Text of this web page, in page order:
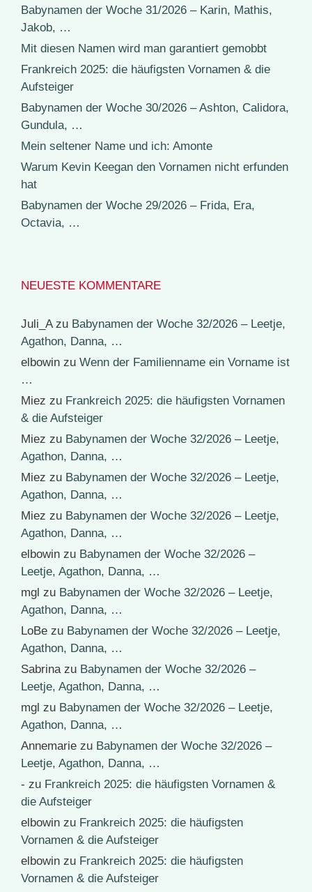
Babynamen der Woche 31/2026 – Karin, Mathis,
Jakob, …
Mit diesen Namen wird man garantiert gemobbt
Frankreich 2025: die häufigsten Vornamen & die
Aufsteiger
Babynamen der Woche 30/2026 – Ashton, Calidora,
Gundula, …
Mein seltener Name und ich: Amonte
Warum Kevin Keegan den Vornamen nicht erfunden
hat
Babynamen der Woche 29/2026 – Frida, Era,
Octavia, …
NEUESTE KOMMENTARE
Juli_Azu Babynamen der Woche 32/2026 – Leetje,
Agathon, Danna, …
elbowin zu Wenn der Familienname ein Vorname ist
…
Miez zu Frankreich 2025: die häufigsten Vornamen
& die Aufsteiger
Miez zu Babynamen der Woche 32/2026 – Leetje,
Agathon, Danna, …
Miez zu Babynamen der Woche 32/2026 – Leetje,
Agathon, Danna, …
Miez zu Babynamen der Woche 32/2026 – Leetje,
Agathon, Danna, …
elbowin zu Babynamen der Woche 32/2026 –
Leetje, Agathon, Danna, …
mgl zu Babynamen der Woche 32/2026 – Leetje,
Agathon, Danna, …
LoBe zu Babynamen der Woche 32/2026 – Leetje,
Agathon, Danna, …
Sabrina zu Babynamen der Woche 32/2026 –
Leetje, Agathon, Danna, …
mgl zu Babynamen der Woche 32/2026 – Leetje,
Agathon, Danna, …
Annemarie zu Babynamen der Woche 32/2026 –
Leetje, Agathon, Danna, …
- zu Frankreich 2025: die häufigsten Vornamen &
die Aufsteiger
elbowin zu Frankreich 2025: die häufigsten
Vornamen & die Aufsteiger
elbowin zu Frankreich 2025: die häufigsten
Vornamen & die Aufsteiger